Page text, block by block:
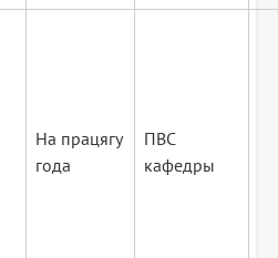
На працягу
года
ПВС
кафедры